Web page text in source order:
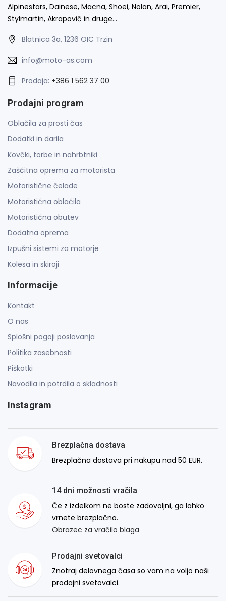
Alpinestars, Dainese, Macna, Shoei, Nolan, Arai, Premier,
Stylmartin, Akrapovič in druge…
Blatnica 3a, 1236 OIC Trzin
info@moto-as.com
Prodaja: +386 1 562 37 00
Prodajni program
Oblačila za prosti čas
Dodatki in darila
Kovčki, torbe in nahrbtniki
Zaščitna oprema za motorista
Motoristične čelade
Motoristična oblačila
Motoristična obutev
Dodatna oprema
Izpušni sistemi za motorje
Kolesa in skiroji
Informacije
Kontakt
O nas
Splošni pogoji poslovanja
Politika zasebnosti
Piškotki
Navodila in potrdila o skladnosti
Instagram
Brezplačna dostava
Brezplačna dostava pri nakupu nad 50 EUR.
14 dni možnosti vračila
Če z izdelkom ne boste zadovoljni, ga lahko
vrnete brezplačno.
Obrazec za vračilo blaga
Prodajni svetovalci
Znotraj delovnega časa so vam na voljo naši
prodajni svetovalci.